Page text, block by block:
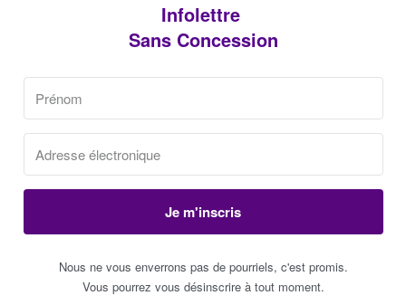
Infolettre
Sans Concession
Je m'inscris
Nous ne vous enverrons pas de pourriels, c'est promis.
Vous pourrez vous désinscrire à tout moment.